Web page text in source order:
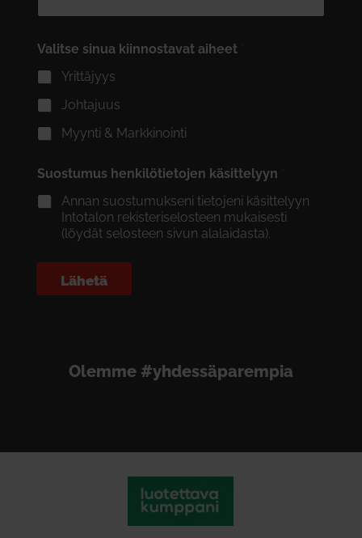
Valitse sinua kiinnostavat aiheet *
Yrittäjyys
Johtajuus
Myynti & Markkinointi
Suostumus henkilötietojen käsittelyyn *
Annan suostumukseni tietojeni käsittelyyn
Intotalon rekisteriselosteen mukaisesti
(löydät selosteen sivun alalaidasta).
Lähetä
Olemme #yhdessäparempia